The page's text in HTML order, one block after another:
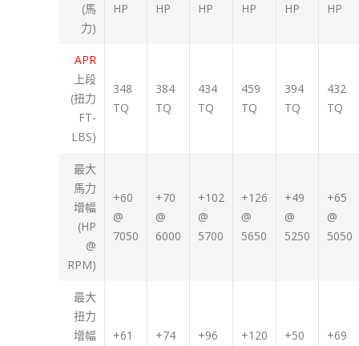
(馬
力)
HP
HP
HP
HP
HP
HP
APR
上段
(扭力
FT-
LBS)
348
TQ
384
TQ
434
TQ
459
TQ
394
TQ
432
TQ
最大
馬力
增幅
(HP
@
RPM)
+60
@
7050
+70
@
6000
+102
@
5700
+126
@
5650
+49
@
5250
+65
@
5050
最大
扭力
增幅
+61
+74
+96
+120
+50
+69